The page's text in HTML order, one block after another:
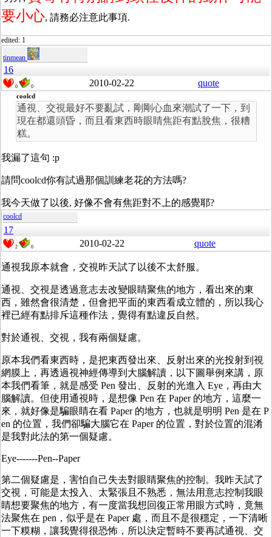
要小心, 請務必注意此事項.
edited: 1
tinmean
16
0 0 2010-02-22 quote
coolcd
通視、交視最好不要亂試，剛剛心血來潮試了一下，到
現在都還頭昏，而且看東西時眼睛焦距有點脫焦，很糟
糕。
我漏了這句 :p
請問coolcd你有試過那個訓練老花的方法嗎?
我今天做了以後, 好像不會有焦距對不上的感覺耶?
coolcd
17
2 0 2010-02-22 quote
通視我原本就會，交視昨天試了以後不太舒服。
通視、交視是透過意志去改變眼睛聚焦的地方，看出來的東
西，雖然會很清楚，但會把平面的東西看成立體的，所以我心
裡已經有點排斥這種作法，覺得有點違反自然。
對於通視、交視，我有兩個疑慮。
原本我們看東西時，是把東西發出來、反射出來的光投射到視
網膜上，再透過視神經傳導到大腦解讀，以下圖舉例來講，原
本我們看筆，就是感受 Pen 發出、反射的光進入 Eye，再由大
腦解讀。但使用通視時，是想像 Pen 在 Paper 的地方，這麼一
來，就好像是騙眼睛在看 Paper 的地方，也就是明明 Pen 是在 P
en 的位置，我們卻騙大腦它在 Paper 的位置，對於位置的混淆
是我對此法的第一個疑慮。
Eye-------Pen--Paper
第二個疑慮是，害怕自己失去對眼睛聚焦的控制。我昨天試了
交視，可能是太投入、太緊張且不熟悉，無法用意志控制我眼
睛想要聚焦的地方，有一度當我想回復正常用眼方式時，竟無
法聚焦在 pen，似乎是在 Paper 處，而且不是很穩定，一下清晰
一下糢糊，讓我覺得很恐怖，所以決定暫時不要再試通視、交